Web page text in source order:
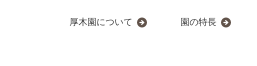
厚木園について 園の特長